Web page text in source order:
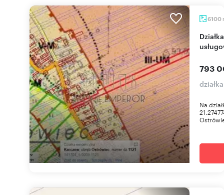
6100
Działka 6100 m² z mediami, pod zabudowę
793
Na